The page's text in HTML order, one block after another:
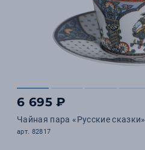
6 695 ₽
Чайная пара «Русские сказки»
арт. 82817